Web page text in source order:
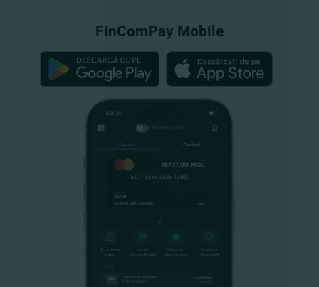
FinComPay Mobile